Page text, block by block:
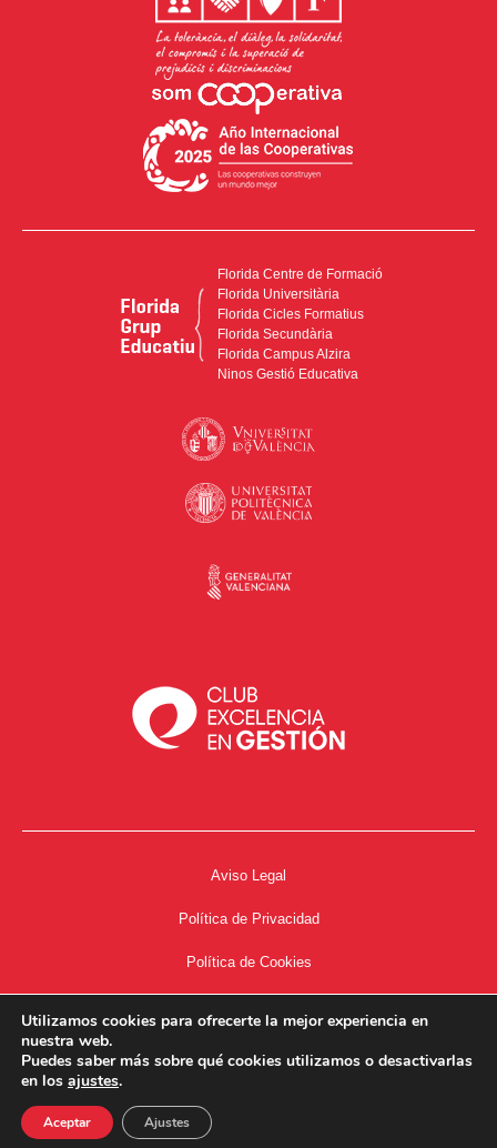
Florida Centre de Formació
Florida Universitària
Florida Cicles Formatius
Florida Secundària
Florida Campus Alzira
Ninos Gestió Educativa
Aviso Legal
Política de Privacidad
Política de Cookies
34667504662
Utilizamos cookies para ofrecerte la mejor experiencia en
nuestra web.
Puedes saber más sobre qué cookies utilizamos o desactivarlas
en los ajustes.
Aceptar Ajustes